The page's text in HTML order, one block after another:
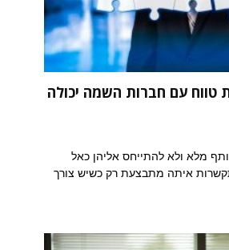
טווח עם חברות השמה יכולה
מלא ולא להתייחס אליהן כאל
איתה מתבצעת רק כשיש צורך